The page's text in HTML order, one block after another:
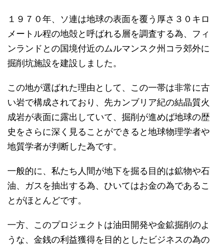
１９７０年、ソ連は地球の表面を覆う厚さ３０キロ
メートル程の地殻と呼ばれる層を調査する為、フィ
ンランドとの国境付近のムルマンスク州コラ郊外に
掘削坑施設を建設しました。
この地が選ばれた理由として、この一帯は非常に古
い岩で構成されており、先カンブリア紀の結晶質火
成岩が表面に露出していて、掘削が進めば地球の歴
史をさらに深く見ることができると地球物理学者や
地質学者が判断した為です。
一般的に、私たち人間が地下を掘る目的は鉱物や石
油、ガスを抽出する為、ひいてはお金の為であるこ
とがほとんどです。
一方、このプロジェクトは油田開発や金鉱掘削のよ
うな、金銭の利益獲得を目的としたビジネスの為の